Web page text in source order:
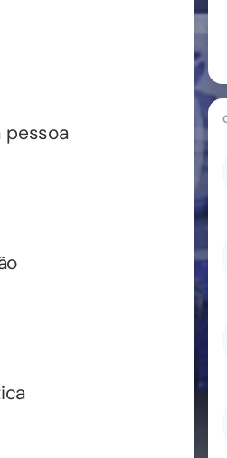
pessoa